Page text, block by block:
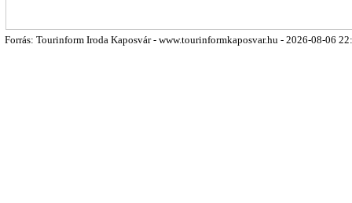
Forrás: Tourinform Iroda Kaposvár - www.tourinformkaposvar.hu - 2026-08-06